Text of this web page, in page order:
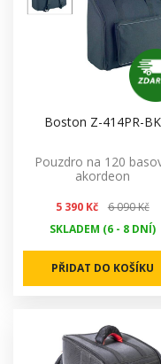
Boston Z-414PR-BK
Pouzdro na 120
akordeon
5 390 Kč
6 090 Kč
SKLADEM (6 - 8 DNÍ)
PŘIDAT DO KOŠÍKU